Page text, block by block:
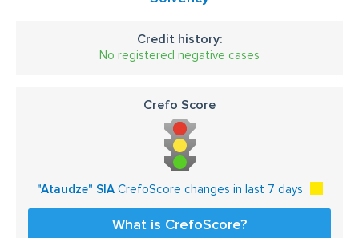
Credit history:
No registered negative cases
Crefo Score
"Ataudze" SIACrefoScore changes in last 7 days
What is CrefoScore?